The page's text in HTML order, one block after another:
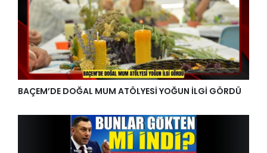
BAÇEM’DE DOĞAL MUM ATÖLYESİ YOĞUN İLGİ GÖRDÜ